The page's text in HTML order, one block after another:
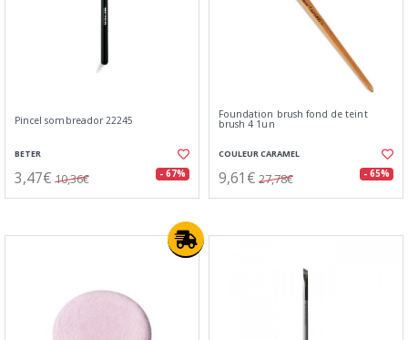
Pincel sombreador 22245
BETER
3,47€ 10,36€ - 67%
Foundation brush fond de teint
brush 4 1un
COULEUR CARAMEL
9,61€ 27,78€ - 65%